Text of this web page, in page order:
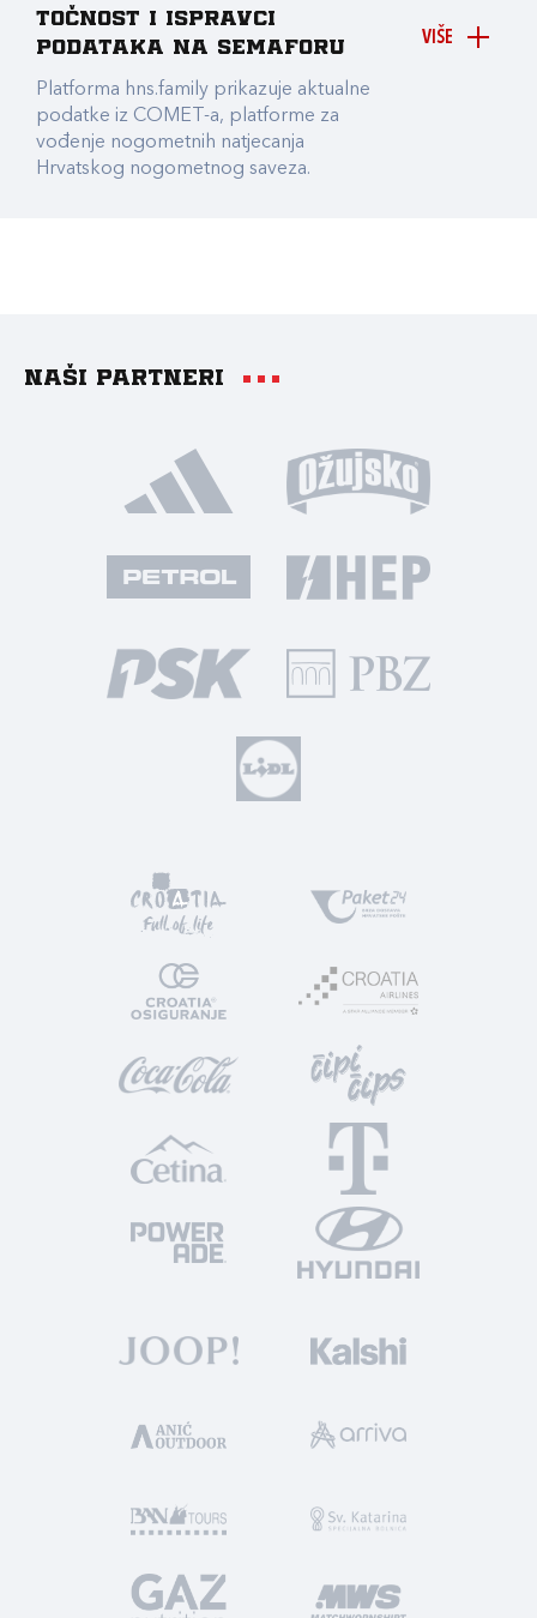
VIŠE
točnost i ispravci
podataka na Semaforu
Platforma hns.family prikazuje aktualne
podatke iz COMET-a, platforme za
vođenje nogometnih natjecanja
Hrvatskog nogometnog saveza.
Naši partneri